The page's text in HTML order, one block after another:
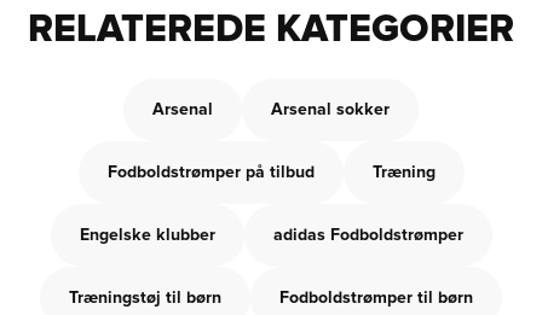
RELATEREDE KATEGORIER
Arsenal Arsenal sokker
Fodboldstrømper på tilbud Træning
Engelske klubber adidas Fodboldstrømper
Træningstøj til børn Fodboldstrømper til børn